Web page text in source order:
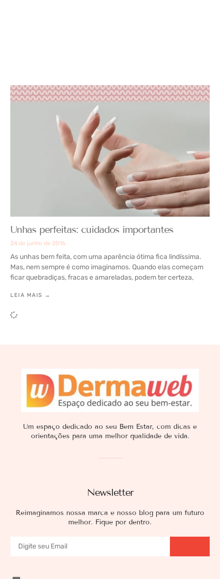
Unhas perfeitas: cuidados importantes
24 de junho de 2016
As unhas bem feita, com uma aparência ótima fica lindíssima.
Mas, nem sempre é como imaginamos. Quando elas começam
ficar quebradiças, fracas e amareladas, podem ter certeza,
LEIA MAIS →
Newsletter
Reimaginamos nossa marca e nosso blog para um futuro
melhor. Fique por dentro.
Um espaço dedicado ao seu Bem Estar, com dicas e
orientações para uma melhor qualidade de vida.